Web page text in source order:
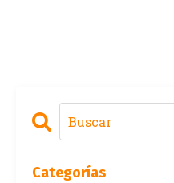
Categorías